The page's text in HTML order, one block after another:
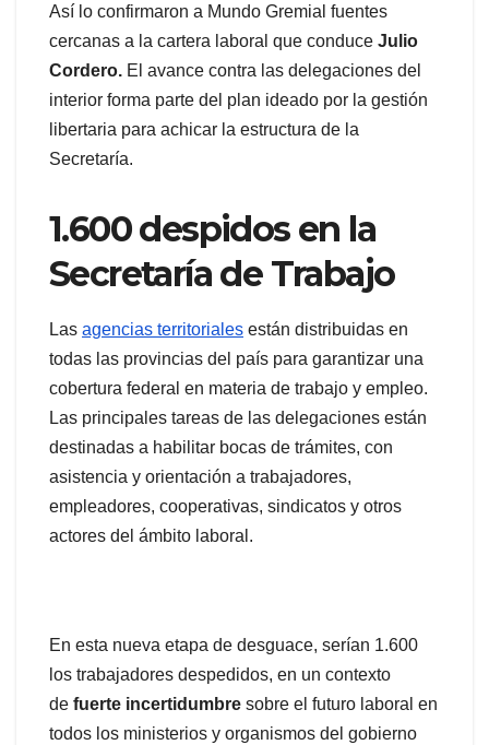
Así lo confirmaron a Mundo Gremial fuentes
cercanas a la cartera laboral que conduce Julio
Cordero. El avance contra las delegaciones del
interior forma parte del plan ideado por la gestión
libertaria para achicar la estructura de la
Secretaría.
1.600 despidos en la
Secretaría de Trabajo
Las agencias territoriales están distribuidas en
todas las provincias del país para garantizar una
cobertura federal en materia de trabajo y empleo.
Las principales tareas de las delegaciones están
destinadas a habilitar bocas de trámites, con
asistencia y orientación a trabajadores,
empleadores, cooperativas, sindicatos y otros
actores del ámbito laboral.
En esta nueva etapa de desguace, serían 1.600
los trabajadores despedidos, en un contexto
de fuerte incertidumbre sobre el futuro laboral en
todos los ministerios y organismos del gobierno